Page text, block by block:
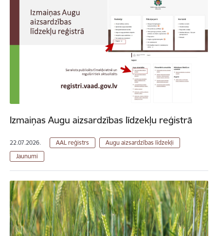
Izmaiņas Augu aizsardzības līdzekļu reģistrā
22.07.2026. AAL reģistrs
Augu aizsardzības līdzekļi
Jaunumi